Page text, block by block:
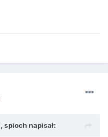
spioch napisał: